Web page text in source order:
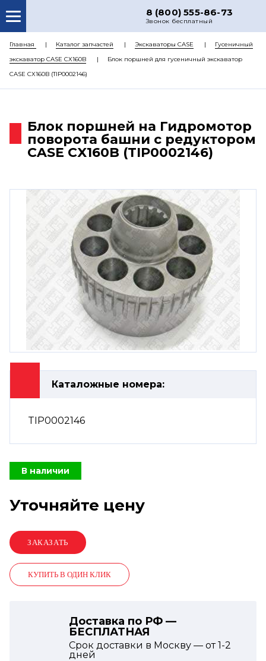
8 (800) 555-86-73
Звонок бесплатный
О НАС
КАТАЛОГ ЗАПЧАСТЕЙ
РЕМОНТ
ЦЕНЫ
КОНТАКТЫ
Главная Каталог запчастей Экскаваторы CASE
Гусеничный
экскаватор CASE CX160B
Блок поршней для гусеничный экскаватор
CASE CX160B (TIP0002146)
Блок поршней на Гидромотор
поворота башни с редуктором
CASE CX160B (TIP0002146)
Каталожные номера:
TIP0002146
В наличии
Уточняйте цену
КУПИТЬ В ОДИН КЛИК
Доставка по РФ —
БЕСПЛАТНАЯ
Срок доставки в Москву — от1-2
дней